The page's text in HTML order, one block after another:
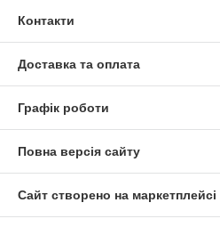
Контакти
Доставка та оплата
Графік роботи
Повна версія сайту
Сайт створено на маркетплейсі